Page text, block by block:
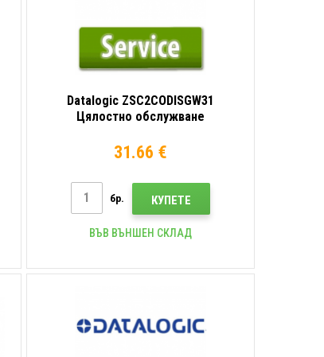
Datalogic ZSC2CODISGW31
Цялостно обслужване
31.66 €
бр. КУПЕТЕ
ВЪВ ВЪНШЕН СКЛАД